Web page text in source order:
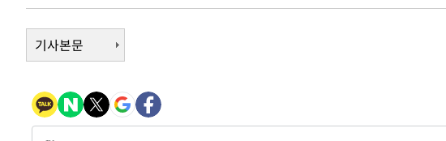
-21821초 전 >"여기 떨어졌다"…다누리, 스페이스X 로켓 달 충돌 흔적 포착
-18866초 전 >
-11467초 전 >내일까지 39도 '펄펄'…기상청 "태풍 지나며 폭염 잠시 꺾인다"
-11082초 전 >"美간섭에 합의 지연"…트럼프, '이란 호르무즈 통제권' 수용할까
-7602초 전 >[속보]산업장관 "李정부, 원전 반대 안해…안정 전력 위해 불가피"
기사본문